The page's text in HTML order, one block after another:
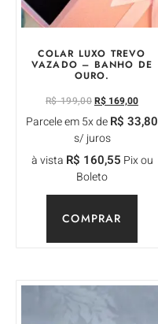
COLAR LUXO TREVO
VAZADO – BANHO DE
OURO.
R$199,00R$169,00
Parcele em 5x deR$ 33,80
s/ juros
à vista R$ 160,55 Pix ou
Boleto
COMPRAR